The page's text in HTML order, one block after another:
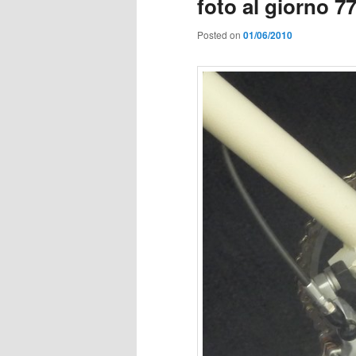
foto al giorno 77
Posted on 01/06/2010